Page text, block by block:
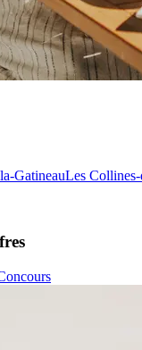
GatineauLes